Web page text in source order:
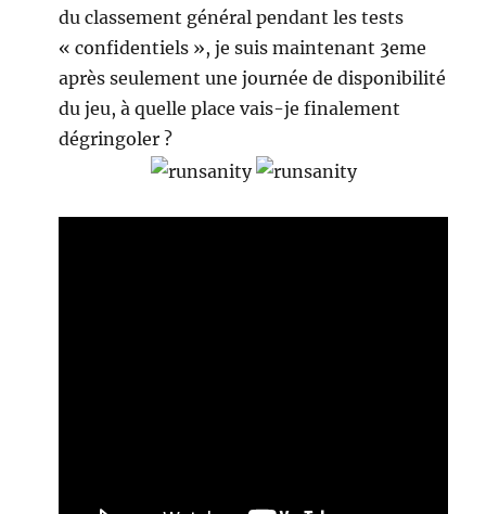
du classement général pendant les tests
« confidentiels », je suis maintenant 3eme
après seulement une journée de disponibilité
du jeu, à quelle place vais-je finalement
dégringoler ?